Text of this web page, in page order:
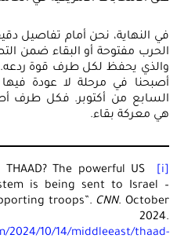
النهاية، نحن أمام تفاصيل دقيقة
مفتوحة أو البقاء ضمن التصعيد
يحفظ لكل طرف قوة ردعه. ولكن
في مرحلة لا عودة فيها إلى
من أكتوبر. فكل طرف أصبح
معركة بقاء.
is THAAD? The powerful US
system is being sent to Israel
supporting troops”.CNN.
2024/10/14/middleeast/